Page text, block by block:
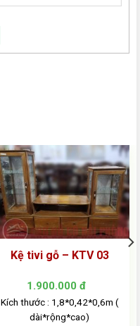
Kệ tivi gỗ – KTV 03
1.900.000 đ
Kích thước : 1,8*0,42*0,6m (
dài*rộng*cao)